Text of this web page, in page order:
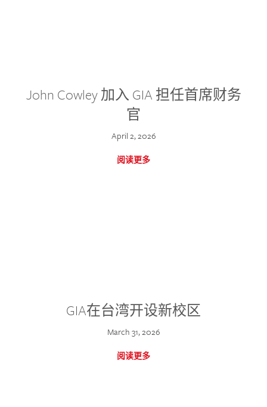
John Cowley 加入 GIA 担任首席财务
官
April 2, 2026
阅读更多
GIA在台湾开设新校区
March 31, 2026
阅读更多